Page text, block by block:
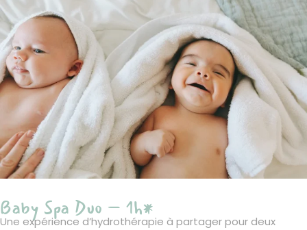
Baby Spa Duo – 1h*
Une expérience d’hydrothérapie à partager pour deux